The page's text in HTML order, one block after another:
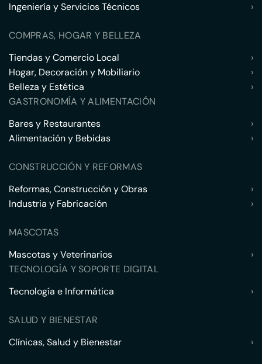
Ingeniería y Servicios Técnicos
›
COMPRAS, HOGAR Y BELLEZA
Tiendas y Comercio Local
›
Hogar, Decoración y Mobiliario
›
Belleza y Estética
›
GASTRONOMÍA Y ALIMENTACIÓN
Bares y Restaurantes
›
Alimentación y Bebidas
›
CONSTRUCCIÓN Y REFORMAS
Reformas, Construcción y Obras
›
Industria y Fabricación
›
MASCOTAS
Mascotas y Veterinarios
›
TECNOLOGÍA Y SOPORTE DIGITAL
Tecnología e Informática
›
SALUD Y BIENESTAR
Clínicas, Salud y Bienestar
›